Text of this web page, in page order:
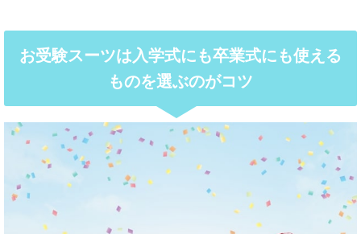
お受験スーツは入学式にも卒業式にも使える
ものを選ぶのがコツ